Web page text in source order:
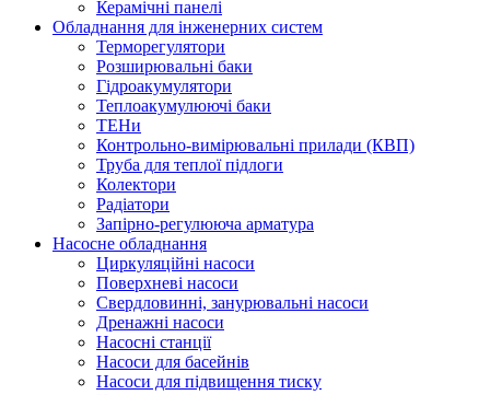
Керамічні панелі
Обладнання для інженерних систем
Терморегулятори
Розширювальні баки
Гідроакумулятори
Теплоакумулюючі баки
ТЕНи
Контрольно-вимірювальні прилади (КВП)
Труба для теплої підлоги
Колектори
Радіатори
Запірно-регулююча арматура
Насосне обладнання
Циркуляційні насоси
Поверхневі насоси
Свердловинні, занурювальні насоси
Дренажні насоси
Насосні станції
Насоси для басейнів
Насоси для підвищення тиску